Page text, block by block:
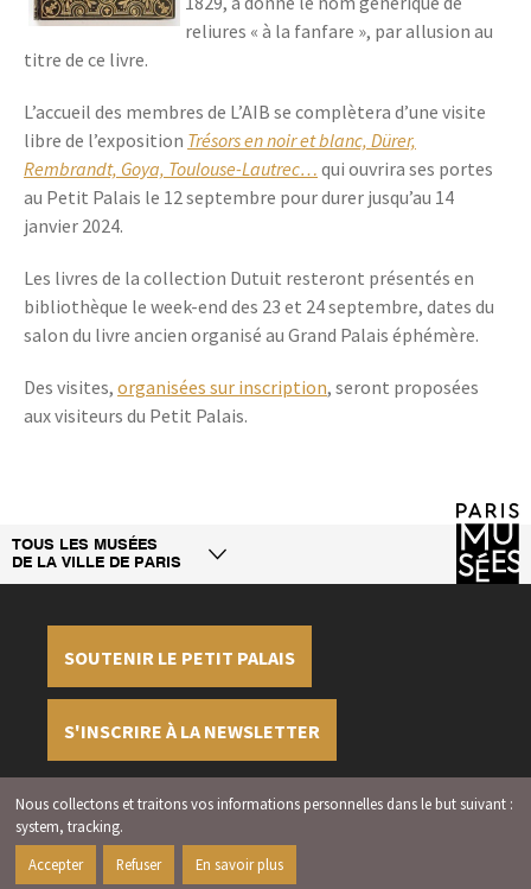
Nous collectons et traitons vos informations personnelles dans le but suivant :
system, tracking.
Accepter Refuser En savoir plus
reliures « à la fanfare », par allusion au
titre de ce livre.
L’accueil des membres de L’AIB se complètera d’une visite
libre de l’exposition Trésors en noir et blanc, Dürer,
Rembrandt, Goya, Toulouse-Lautrec… qui ouvrira ses portes
au Petit Palais le 12 septembre pour durer jusqu’au 14
janvier 2024.
Les livres de la collection Dutuit resteront présentés en
bibliothèque le week-end des 23 et 24 septembre, dates du
salon du livre ancien organisé au Grand Palais éphémère.
Des visites, organisées sur inscription, seront proposées
aux visiteurs du Petit Palais.
TOUS LES MUSÉES
DE LA VILLE DE PARIS
SOUTENIR LE PETIT PALAIS
S'INSCRIRE À LA NEWSLETTER
Mentions légales Crédits Gérer les cookies
2026 | Paris Musées | Petit Palais